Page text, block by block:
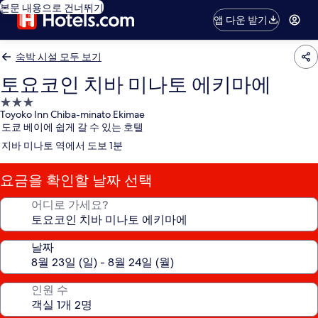
본문 내용으로 건너뛰기
앱 다운 받기
숙박 시설 모두 보기
토요코인 치바 미나토 에키마에
3.0
성
급
숙
박
시
설
Toyoko Inn Chiba-minato Ekimae
도쿄 베이에 쉽게 갈 수 있는 호텔
지바 미나토 역에서 도보 1분
요금을 확인할 날짜 선택
어디로 가세요?
날짜
인원 수